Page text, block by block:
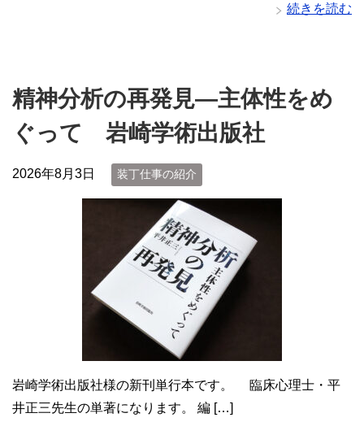
続きを読む
精神分析の再発見―主体性をめ
ぐって 岩崎学術出版社
2026年8月3日 装丁仕事の紹介
岩崎学術出版社様の新刊単行本です。 臨床心理士・平
井正三先生の単著になります。 編 […]